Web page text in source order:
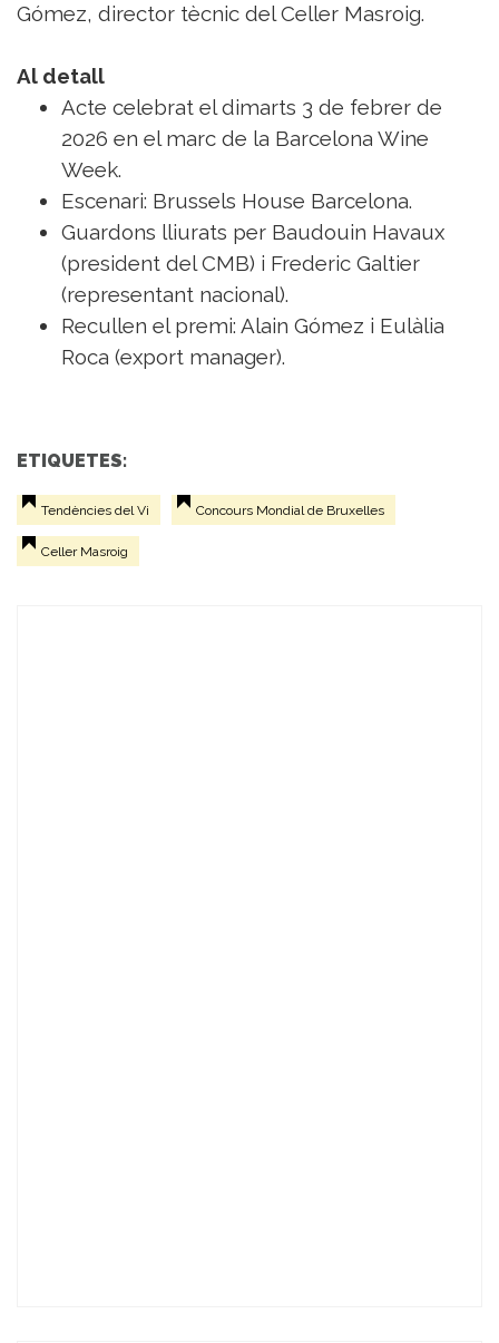
Gómez, director tècnic del Celler Masroig.
Al detall
Acte celebrat el dimarts 3 de febrer de
2026 en el marc de la Barcelona Wine
Week.
Escenari: Brussels House Barcelona.
Guardons lliurats per Baudouin Havaux
(president del CMB) i Frederic Galtier
(representant nacional).
Recullen el premi: Alain Gómez i Eulàlia
Roca (export manager).
ETIQUETES:
Tendències del Vi Concours Mondial de Bruxelles
Celler Masroig